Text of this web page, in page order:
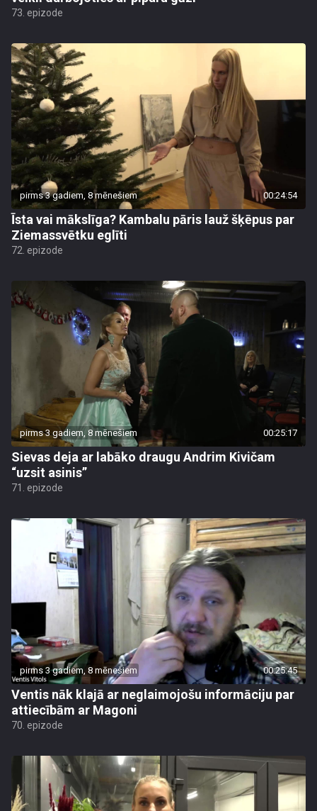
73. epizode
pirms 3 gadiem, 8 mēnešiem 00:24:54
Īsta vai mākslīga? Kambalu pāris lauž šķēpus par
Ziemassvētku eglīti
72. epizode
pirms 3 gadiem, 8 mēnešiem 00:25:17
Sievas deja ar labāko draugu Andrim Kivičam
“uzsit asinis”
71. epizode
pirms 3 gadiem, 8 mēnešiem 00:25:45
Ventis nāk klajā ar neglaimojošu informāciju par
attiecībām ar Magoni
70. epizode